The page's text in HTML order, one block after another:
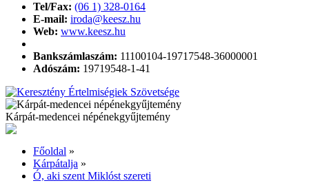
Tel/Fax: (06 1) 328-0164
E-mail: iroda@keesz.hu
Web: www.keesz.hu
Bankszámlaszám: 11100104-19717548-36000001
Adószám: 19719548-1-41
Kárpát-medencei népénekgyűjtemény
Főoldal »
Kárpátalja »
Ó, aki szent Miklóst szereti